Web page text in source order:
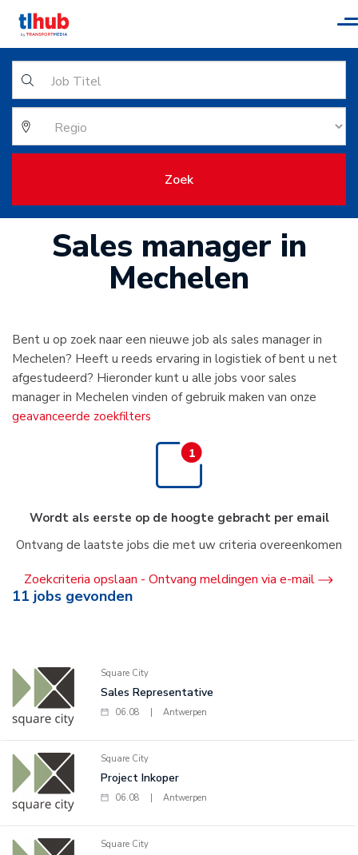
Zoek
Sales manager in
Mechelen
Bent u op zoek naar een nieuwe job als sales manager in
Mechelen? Heeft u reeds ervaring in logistiek of bent u net
afgestudeerd? Hieronder kunt u alle jobs voor sales
manager in Mechelen vinden of gebruik maken van onze
geavanceerde zoekfilters
Wordt als eerste op de hoogte gebracht per email
Ontvang de laatste jobs die met uw criteria overeenkomen
Zoekcriteria opslaan - Ontvang meldingen via e-mail
11 jobs gevonden
Square City
Sales Representative
06.08 Antwerpen
Square City
Project Inkoper
06.08 Antwerpen
Square City